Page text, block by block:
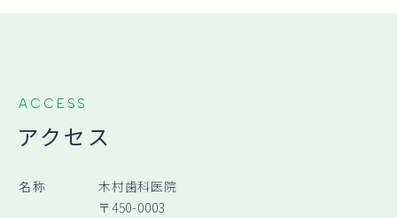
ACCESS
アクセス
名称 木村歯科医院
〒450-0003